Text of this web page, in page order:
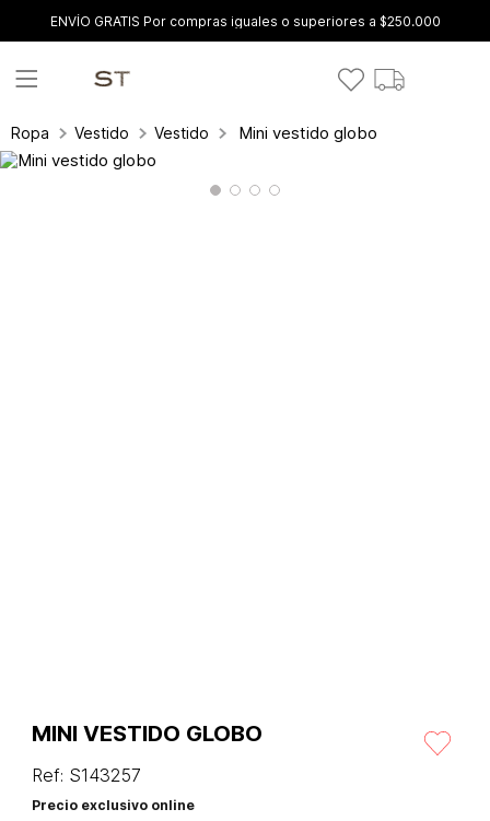
ENVÍO GRATIS Por compras iguales o superiores a $250.000
Ropa Vestidos Vestidos CortosMini vestido globo
MINI VESTIDO GLOBO
Ref: S143257
Precio exclusivo online